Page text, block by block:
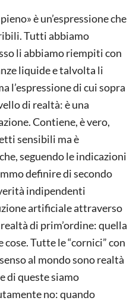
è un’espressione che
Tutti abbiamo
li abbiamo riempiti con
liquide e talvolta li
l’espressione di cui sopra
di realtà: è una
Contiene, è vero,
sensibili ma è
seguendo le indicazioni
definire di secondo
indipendenti
artificiale attraverso
di prim’ordine: quella
Tutte le “cornici” con
al mondo sono realtà
di queste siamo
no: quando